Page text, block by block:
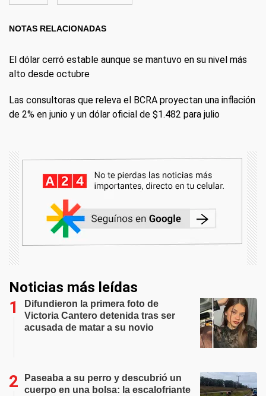
NOTAS RELACIONADAS
El dólar cerró estable aunque se mantuvo en su nivel más
alto desde octubre
Las consultoras que releva el BCRA proyectan una inflación
de 2% en junio y un dólar oficial de $1.482 para julio
Noticias más leídas
Difundieron la primera foto de
Victoria Cantero detenida tras ser
acusada de matar a su novio
Paseaba a su perro y descubrió un
cuerpo en una bolsa: la escalofriante